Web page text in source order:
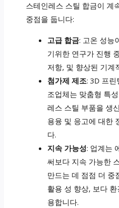
스테인레스 스틸 합금이 계
중점을 둡니다:
고급 합금: 고온 성능
기위한 연구가 진행
저항, 및 향상된 기계
첨가제 제조: 3D 프
조업체는 맞춤형 특
레스 스틸 부품을 생
용융 및 응고에 대한
다.
지속 가능성: 업계는
써보다 지속 가능한
만드는 데 점점 더 중
활용 성 향상, 보다
용합니다.